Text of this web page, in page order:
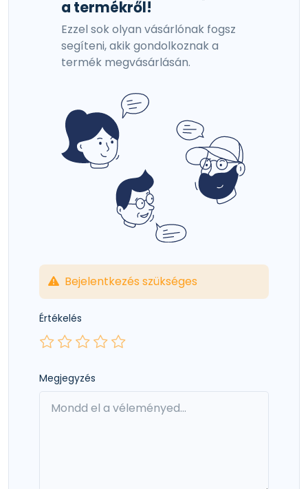
a termékről!
Ezzel sok olyan vásárlónak fogsz
segíteni, akik gondolkoznak a
termék megvásárlásán.
Bejelentkezés szükséges
Értékelés
Megjegyzés